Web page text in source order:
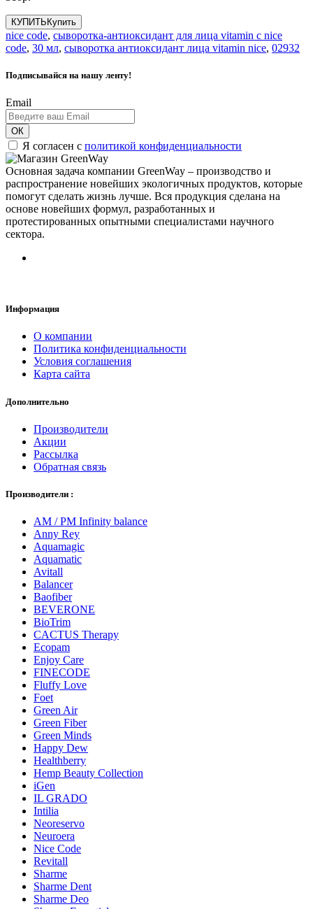
КУПИТЬКупить
nice code, сыворотка-антиоксидант для лица vitamin c nice
code, 30 мл, сыворотка антиоксидант лица vitamin nice, 02932
Подписывайся на нашу ленту!
Email
ОК
Я согласен с политикой конфиденциальности
Основная задача компании GreenWay – производство и
распространение новейших экологичных продуктов, которые
помогут сделать жизнь лучше. Вся продукция сделана на
основе новейших формул, разработанных и
протестированных опытными специалистами научного
сектора.
Информация
О компании
Политика конфиденциальности
Условия соглашения
Карта сайта
Дополнительно
Производители
Акции
Рассылка
Обратная связь
Производители :
AM / PM Infinity balance
Anny Rey
Aquamagic
Aquamatic
Avitall
Balancer
Baofiber
BEVERONE
BioTrim
CACTUS Therapy
Ecopam
Enjoy Care
FINECODE
Fluffy Love
Foet
Green Air
Green Fiber
Green Minds
Happy Dew
Healthberry
Hemp Beauty Collection
iGen
IL GRADO
Intilia
Neoreservo
Neuroera
Nice Code
Revitall
Sharme
Sharme Dent
Sharme Deo